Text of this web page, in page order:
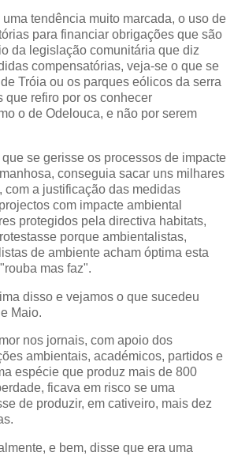
tendência muito marcada, o uso de
para financiar obrigações que são
da legislação comunitária que diz
compensatórias, veja-se o que se
Tróia ou os parques eólicos da serra
que refiro por os conhecer
o de Odelouca, e não por serem
se gerisse os processos de impacte
conseguia sacar uns milhares
com a justificação das medidas
com impacte ambiental
protegidos pela directiva habitats,
porque ambientalistas,
de ambiente acham óptima esta
mas faz".
disso e vejamos o que sucedeu
Maio.
nos jornais, com apoio dos
ambientais, académicos, partidos e
espécie que produz mais de 800
ficava em risco se uma
de produzir, em cativeiro, mais dez
e bem, disse que era uma